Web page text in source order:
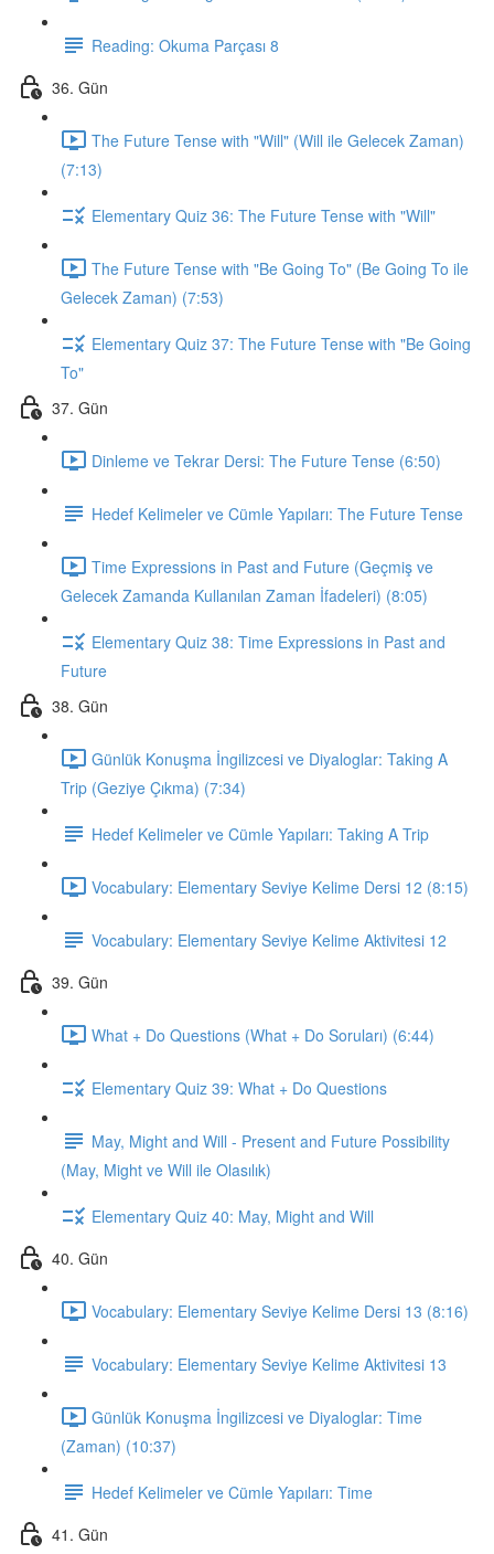
Reading: Okuma Parçası 8
36. Gün
The Future Tense with "Will" (Will ile Gelecek Zaman)
(7:13)
Elementary Quiz 36: The Future Tense with "Will"
The Future Tense with "Be Going To" (Be Going To ile
Gelecek Zaman) (7:53)
Elementary Quiz 37: The Future Tense with "Be Going
To"
37. Gün
Dinleme ve Tekrar Dersi: The Future Tense (6:50)
Hedef Kelimeler ve Cümle Yapıları: The Future Tense
Time Expressions in Past and Future (Geçmiş ve
Gelecek Zamanda Kullanılan Zaman İfadeleri) (8:05)
Elementary Quiz 38: Time Expressions in Past and
Future
38. Gün
Günlük Konuşma İngilizcesi ve Diyaloglar: Taking A
Trip (Geziye Çıkma) (7:34)
Hedef Kelimeler ve Cümle Yapıları: Taking A Trip
Vocabulary: Elementary Seviye Kelime Dersi 12 (8:15)
Vocabulary: Elementary Seviye Kelime Aktivitesi 12
39. Gün
What + Do Questions (What + Do Soruları) (6:44)
Elementary Quiz 39: What + Do Questions
May, Might and Will - Present and Future Possibility
(May, Might ve Will ile Olasılık)
Elementary Quiz 40: May, Might and Will
40. Gün
Vocabulary: Elementary Seviye Kelime Dersi 13 (8:16)
Vocabulary: Elementary Seviye Kelime Aktivitesi 13
Günlük Konuşma İngilizcesi ve Diyaloglar: Time
(Zaman) (10:37)
Hedef Kelimeler ve Cümle Yapıları: Time
41. Gün